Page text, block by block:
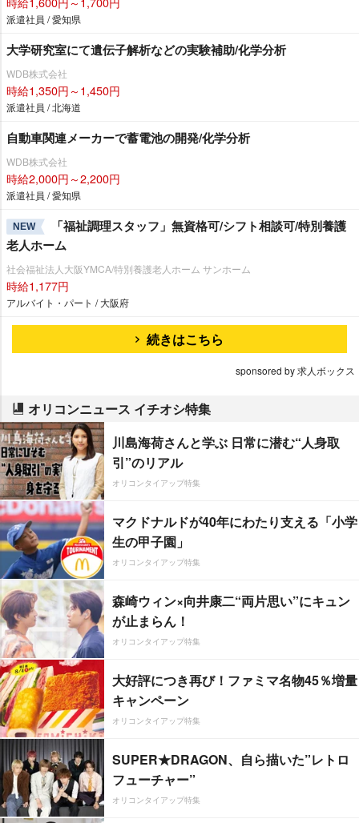
派遣社員 / 愛知県
大学研究室にて遺伝子解析などの実験補助/化学分析
WDB株式会社
時給1,350円～1,450円
派遣社員 / 北海道
自動車関連メーカーで蓄電池の開発/化学分析
WDB株式会社
時給2,000円～2,200円
派遣社員 / 愛知県
NEW
「福祉調理スタッフ」無資格可/シフト相談可/特別養護
老人ホーム
社会福祉法人大阪YMCA/特別養護老人ホーム サンホーム
時給1,177円
アルバイト・パート / 大阪府
続きはこちら
sponsored by 求人ボックス
オリコンニュース イチオシ特集
川島海荷さんと学ぶ 日常に潜む“人身取
引”のリアル
オリコンタイアップ特集
マクドナルドが40年にわたり支える「小学
生の甲子園」
オリコンタイアップ特集
森崎ウィン×向井康二“両片思い”にキュン
が止まらん！
オリコンタイアップ特集
大好評につき再び！ファミマ名物45％増量
キャンペーン
オリコンタイアップ特集
SUPER★DRAGON、自ら描いた”レトロ
フューチャー”
オリコンタイアップ特集